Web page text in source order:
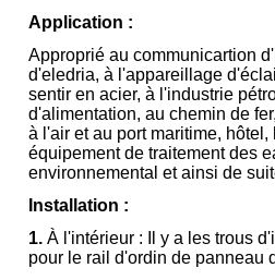
Application :
Approprié au communicartion
d'eledria, à l'appareillage
sentir en acier, à l'industrie
d'alimentation, au chemin de
à l'air et au port maritime, hôtel,
équipement de traitement des
environnemental et ainsi de
Installation :
1. À l'intérieur : Il y a les trous
pour le rail d'ordin de panneau